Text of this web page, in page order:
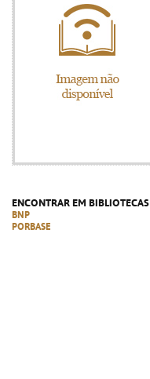
ENCONTRAR EM BIBLIOTECAS
BNP
PORBASE